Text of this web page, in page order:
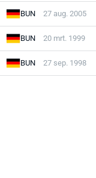
BUN 27 aug. 2005
BUN 20 mrt. 1999
BUN 27 sep. 1998